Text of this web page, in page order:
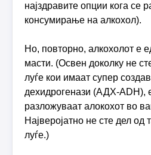
најздравите опции кога се
консумирање на алкохол).
Но, повторно, алкохолот е
масти. (Освен доколку не
луѓе кои имаат супер
дехидрогенази (АДХ-ADH),
разложуваат алокохот во
Најверојатно не сте дел од
луѓе.)